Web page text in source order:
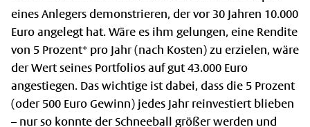
eines Anlegers demonstrieren, der vor 30 Jahren 10.000
Euro angelegt hat. Wäre es ihm gelungen, eine Rendite
von 5 Prozent* pro Jahr (nach Kosten) zu erzielen, wäre
der Wert seines Portfolios auf gut 43.000 Euro
angestiegen. Das wichtige ist dabei, dass die 5 Prozent
(oder 500 Euro Gewinn) jedes Jahr reinvestiert blieben
– nur so konnte der Schneeball größer werden und